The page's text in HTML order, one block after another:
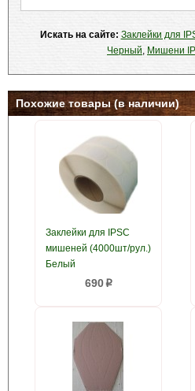
Искать на сайте: Заклейки для
Черный, Мишени
Похожие товары (в наличии)
Заклейки для IPSC
мишеней (4000шт/рул.)
Белый
690p